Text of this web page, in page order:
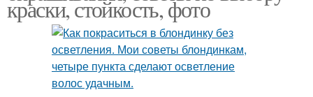
краски, стойкость, фото